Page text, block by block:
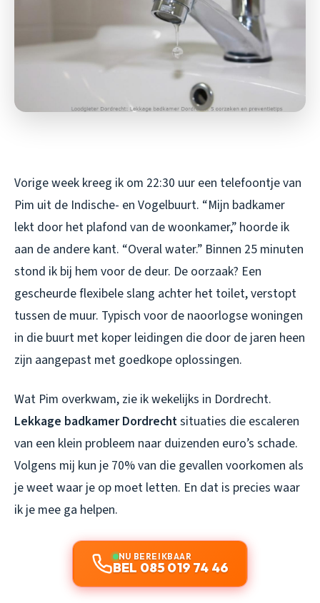
Vorige week kreeg ik om 22:30 uur een telefoontje van
Pim uit de Indische- en Vogelbuurt. “Mijn badkamer
lekt door het plafond van de woonkamer,” hoorde ik
aan de andere kant. “Overal water.” Binnen 25 minuten
stond ik bij hem voor de deur. De oorzaak? Een
gescheurde flexibele slang achter het toilet, verstopt
tussen de muur. Typisch voor de naoorlogse woningen
in die buurt met koper leidingen die door de jaren heen
zijn aangepast met goedkope oplossingen.
Wat Pim overkwam, zie ik wekelijks in Dordrecht.
Lekkage badkamer Dordrechtsituaties die escaleren
van een klein probleem naar duizenden euro’s schade.
Volgens mij kun je 70% van die gevallen voorkomen als
je weet waar je op moet letten. En dat is precies waar
ik je mee ga helpen.
NU BEREIKBAAR
BEL 085 019 74 46